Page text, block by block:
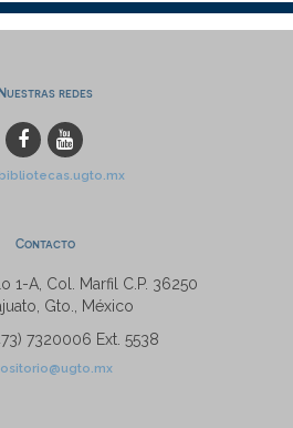
redes
Contacto
1-A, Col. Marfil C.P. 36250
Gto., México
7320006 Ext. 5538